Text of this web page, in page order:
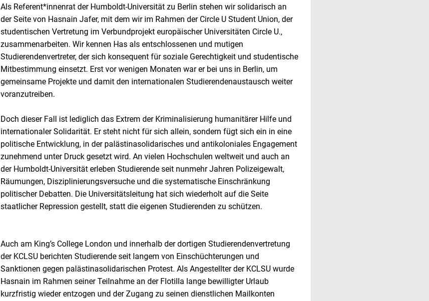
Als Referent*innenrat der Humboldt-Universität zu Berlin stehen wir solidarisch an
der Seite von Hasnain Jafer, mit dem wir im Rahmen der Circle U Student Union, der
studentischen Vertretung im Verbundprojekt europäischer Universitäten Circle U.,
zusammenarbeiten. Wir kennen Has als entschlossenen und mutigen
Studierendenvertreter, der sich konsequent für soziale Gerechtigkeit und studentische
Mitbestimmung einsetzt. Erst vor wenigen Monaten war er bei uns in Berlin, um
gemeinsame Projekte und damit den internationalen Studierendenaustausch weiter
voranzutreiben.
Doch dieser Fall ist lediglich das Extrem der Kriminalisierung humanitärer Hilfe und
internationaler Solidarität. Er steht nicht für sich allein, sondern fügt sich ein in eine
politische Entwicklung, in der palästinasolidarisches und antikoloniales Engagement
zunehmend unter Druck gesetzt wird. An vielen Hochschulen weltweit und auch an
der Humboldt-Universität erleben Studierende seit nunmehr Jahren Polizeigewalt,
Räumungen, Disziplinierungsversuche und die systematische Einschränkung
politischer Debatten. Die Universitätsleitung hat sich wiederholt auf die Seite
staatlicher Repression gestellt, statt die eigenen Studierenden zu schützen.
Auch am King’s College London und innerhalb der dortigen Studierendenvertretung
der KCLSU berichten Studierende seit langem von Einschüchterungen und
Sanktionen gegen palästinasolidarischen Protest. Als Angestellter der KCLSU wurde
Hasnain im Rahmen seiner Teilnahme an der Flotilla lange bewilligter Urlaub
kurzfristig wieder entzogen und der Zugang zu seinen dienstlichen Mailkonten